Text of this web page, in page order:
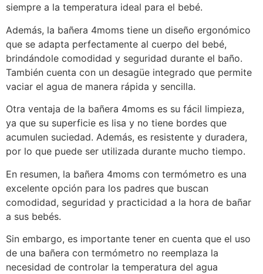
siempre a la temperatura ideal para el bebé.
Además, la bañera 4moms tiene un diseño ergonómico
que se adapta perfectamente al cuerpo del bebé,
brindándole comodidad y seguridad durante el baño.
También cuenta con un desagüe integrado que permite
vaciar el agua de manera rápida y sencilla.
Otra ventaja de la bañera 4moms es su fácil limpieza,
ya que su superficie es lisa y no tiene bordes que
acumulen suciedad. Además, es resistente y duradera,
por lo que puede ser utilizada durante mucho tiempo.
En resumen, la bañera 4moms con termómetro es una
excelente opción para los padres que buscan
comodidad, seguridad y practicidad a la hora de bañar
a sus bebés.
Sin embargo, es importante tener en cuenta que el uso
de una bañera con termómetro no reemplaza la
necesidad de controlar la temperatura del agua